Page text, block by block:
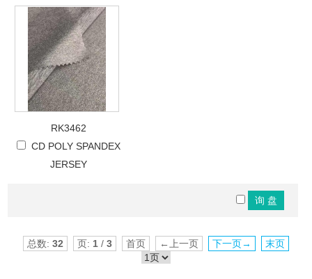
RK3462
CD POLY SPANDEX
JERSEY
总数: 32 页: 1 / 3 首页 ←上一页 下一页→ 末页